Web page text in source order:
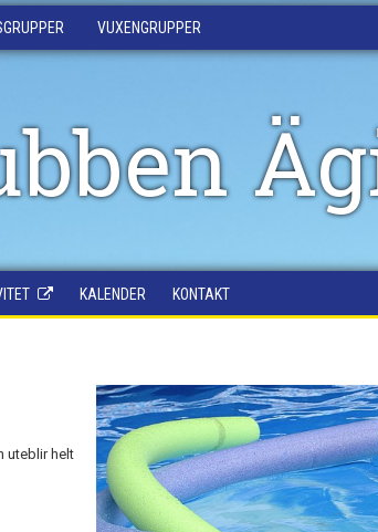
VUXENGRUPPER
KALENDER KONTAKT
uteblir helt